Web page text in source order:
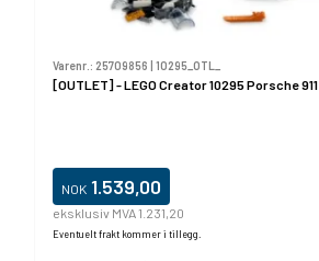
Varenr.: 25709856 | 10295_OTL_
[OUTLET] - LEGO Creator 10295 Porsche 911
NOK 1.539,00
eksklusiv MVA 1.231,20
Eventuelt frakt kommer i tillegg.